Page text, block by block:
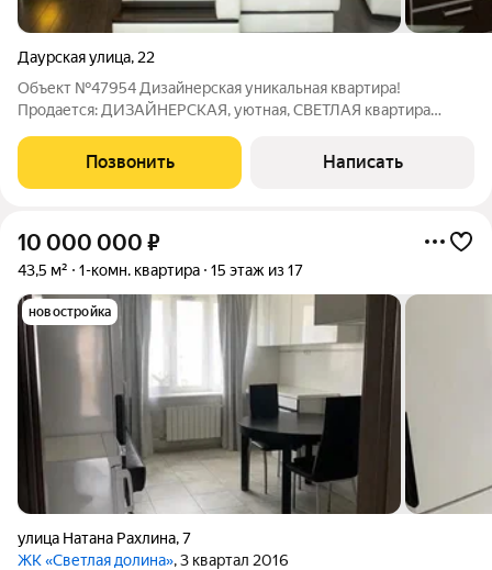
Даурская улица, 22
Объект №47954 Дизайнерская уникальная квартира!
Продается: ДИЗАЙНЕРСКАЯ, уютная, СВЕТЛАЯ квартира
Комната - 22 кв.м Кухня - 8 кв.м Хороший и добротный дом, с
огороженной территорией и своей
Позвонить Написать
10 000 000 ₽
43,5 м² 1-комн. квартира 15 этаж из 17
новостройка
улица Натана Рахлина,7
ЖК «Светлая долина», 3 квартал 2016